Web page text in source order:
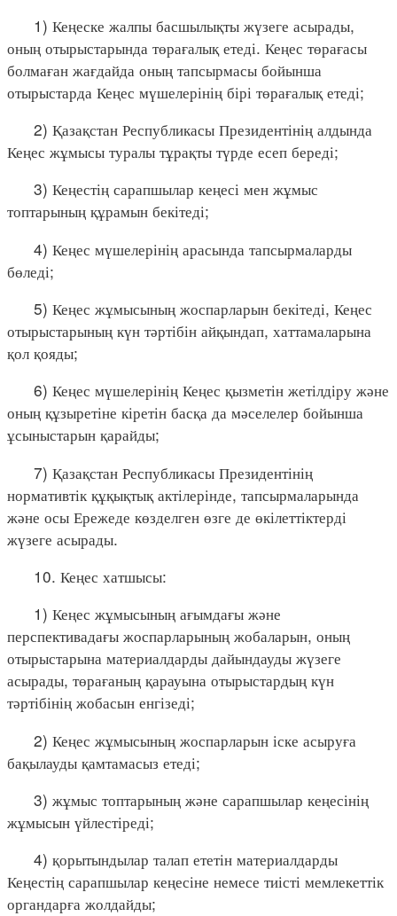
1) Кеңеске жалпы басшылықты жүзеге асырады,
оның отырыстарында төрағалық етеді. Кеңес төрағасы
болмаған жағдайда оның тапсырмасы бойынша
отырыстарда Кеңес мүшелерінің бірі төрағалық етеді;
2) Қазақстан Республикасы Президентінің алдында
Кеңес жұмысы туралы тұрақты түрде есеп береді;
3) Кеңестің сарапшылар кеңесі мен жұмыс
топтарының құрамын бекітеді;
4) Кеңес мүшелерінің арасында тапсырмаларды
бөледі;
5) Кеңес жұмысының жоспарларын бекітеді, Кеңес
отырыстарының күн тәртібін айқындап, хаттамаларына
қол қояды;
6) Кеңес мүшелерінің Кеңес қызметін жетілдіру және
оның құзыретіне кіретін басқа да мәселелер бойынша
ұсыныстарын қарайды;
7) Қазақстан Республикасы Президентінің
нормативтік құқықтық актілерінде, тапсырмаларында
және осы Ережеде көзделген өзге де өкілеттіктерді
жүзеге асырады.
10. Кеңес хатшысы:
1) Кеңес жұмысының ағымдағы және
перспективадағы жоспарларының жобаларын, оның
отырыстарына материалдарды дайындауды жүзеге
асырады, төрағаның қарауына отырыстардың күн
тәртібінің жобасын енгізеді;
2) Кеңес жұмысының жоспарларын іске асыруға
бақылауды қамтамасыз етеді;
3) жұмыс топтарының және сарапшылар кеңесінің
жұмысын үйлестіреді;
4) қорытындылар талап ететін материалдарды
Кеңестің сарапшылар кеңесіне немесе тиісті мемлекеттік
органдарға жолдайды;